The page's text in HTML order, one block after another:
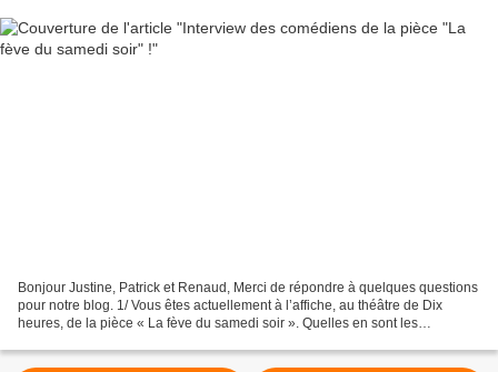
Bonjour Justine, Patrick et Renaud, Merci de répondre à quelques questions
pour notre blog. 1/ Vous êtes actuellement à l’affiche, au théâtre de Dix
heures, de la pièce « La fève du samedi soir ». Quelles en sont les